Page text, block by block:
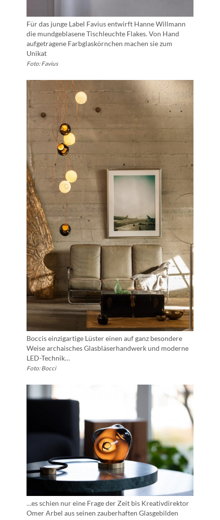
Für das junge Label Favius entwirft Hanne Willmann
die mundgeblasene Tischleuchte Flakes. Von Hand
aufgetragene Farbglaskörnchen machen sie zum
Unikat
Foto: Favius
Boccis einzigartige Lüster einen auf ganz besondere
Weise archaisches Glasbläserhandwerk und moderne
LED-Technik…
Foto: Bocci
…es schien nur eine Frage der Zeit bis Kreativdirektor
Omer Arbel aus seinen zauberhaften Glasgebilden